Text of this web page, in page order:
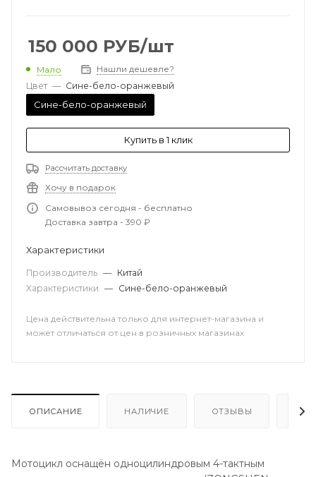
150 000 РУБ/шт
Мало
Нашли дешевле?
Цвет — Сине-бело-оранжевый
Сине-бело-оранжевый
Купить в 1 клик
Рассчитать доставку
Хочу в подарок
Самовывоз сегодня - бесплатно
Доставка завтра - 390 ₽
Характеристики
Производитель — Китай
Характеристики — Сине-бело-оранжевый
Цена действительна только для интернет-магазина и
может отличаться от цен в розничных магазинах
ОПИСАНИЕ НАЛИЧИЕ ОТЗЫВЫ
Мотоцикл оснащён одноцилиндровым 4-тактным